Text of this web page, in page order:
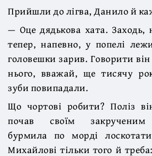
Прийшли до лігва, Данило й
— Оце дядькова хата. Заходь,
тепер, напевно, у попелі
головешки зарив. Говорити
нього, вважай, ще тисячу
зуби повипадали.
Що чортові робити? Поліз
почав своїм закрученим
бурмила по морді
Михайлові тільки того й